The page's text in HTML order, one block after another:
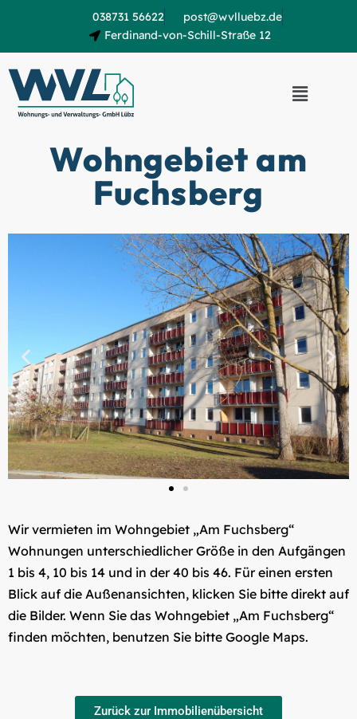
038731 56622
post@wvlluebz.de
Ferdinand-von-Schill-Straße 12
Wohngebiet am
Fuchsberg
Wir vermieten im Wohngebiet „Am Fuchsberg“
Wohnungen unterschiedlicher Größe in den Aufgängen
1 bis 4, 10 bis 14 und in der 40 bis 46. Für einen ersten
Blick auf die Außenansichten, klicken Sie bitte direkt auf
die Bilder. Wenn Sie das Wohngebiet „Am Fuchsberg“
finden möchten, benutzen Sie bitte Google Maps.
Zurück zur Immobilienübersicht